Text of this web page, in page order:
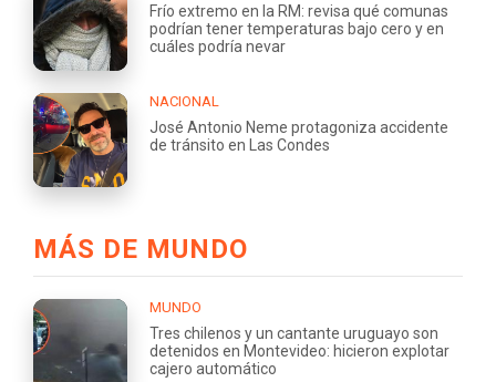
Frío extremo en la RM: revisa qué comunas
podrían tener temperaturas bajo cero y en
cuáles podría nevar
NACIONAL
José Antonio Neme protagoniza accidente
de tránsito en Las Condes
MÁS DE MUNDO
MUNDO
Tres chilenos y un cantante uruguayo son
detenidos en Montevideo: hicieron explotar
cajero automático